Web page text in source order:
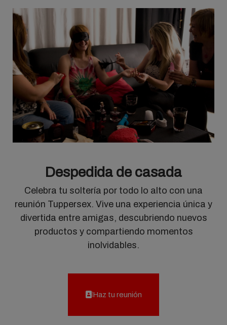
Despedida de casada
Celebra tu soltería por todo lo alto con una
reunión Tuppersex. Vive una experiencia única y
divertida entre amigas, descubriendo nuevos
productos y compartiendo momentos
inolvidables.
Haz tu reunión